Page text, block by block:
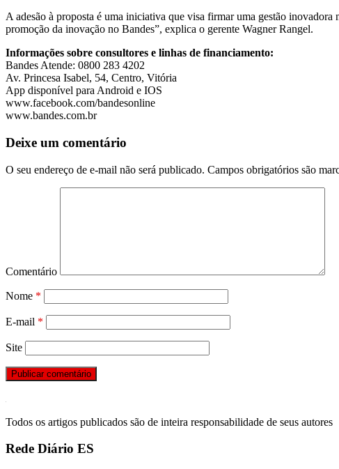
A adesão à proposta é uma iniciativa que visa firmar uma gestão
promoção da inovação no Bandes”, explica o gerente Wagner Rangel.
Informações sobre consultores e linhas de financiamento:
Bandes Atende: 0800 283 4202
Av. Princesa Isabel, 54, Centro, Vitória
App disponível para Android e IOS
www.facebook.com/bandesonline
www.bandes.com.br
Deixe um comentário
O seu endereço de e-mail não será publicado. Campos obrigatórios são
Comentário
Nome *
E-mail *
Site
Todos os artigos publicados são de inteira responsabilidade de seus autores
Rede Diário ES